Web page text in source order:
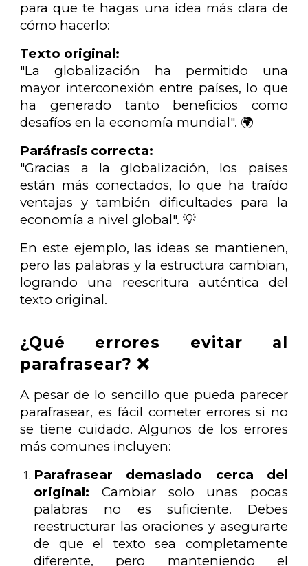
para que te hagas una idea más clara de
cómo hacerlo:
Texto original:
"La globalización ha permitido una
mayor interconexión entre países, lo que
ha generado tanto beneficios como
desafíos en la economía mundial". 🌍
Paráfrasis correcta:
"Gracias a la globalización, los países
están más conectados, lo que ha traído
ventajas y también dificultades para la
economía a nivel global". 💡
En este ejemplo, las ideas se mantienen,
pero las palabras y la estructura cambian,
logrando una reescritura auténtica del
texto original.
¿Qué errores evitar al
parafrasear? ❌
A pesar de lo sencillo que pueda parecer
parafrasear, es fácil cometer errores si no
se tiene cuidado. Algunos de los errores
más comunes incluyen:
Parafrasear demasiado cerca del
original: Cambiar solo unas pocas
palabras no es suficiente. Debes
reestructurar las oraciones y asegurarte
de que el texto sea completamente
diferente, pero manteniendo el